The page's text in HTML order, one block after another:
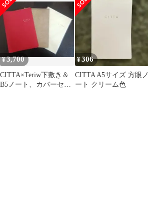
¥3,700
CITTA×Teriw下敷き＆
B5ノート、カバーセッ
¥306
CITTA A5サイズ 方眼ノ
ート クリーム色